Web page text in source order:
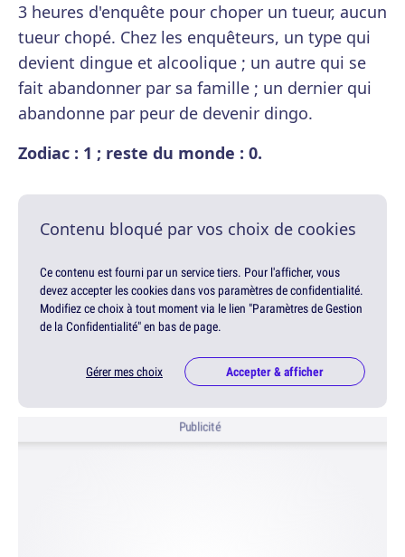
3 heures d'enquête pour choper un tueur, aucun
tueur chopé. Chez les enquêteurs, un type qui
devient dingue et alcoolique ; un autre qui se
fait abandonner par sa famille ; un dernier qui
abandonne par peur de devenir dingo.
Zodiac : 1 ; reste du monde : 0.
Contenu bloqué par vos choix de cookies
Ce contenu est fourni par un service tiers. Pour l'afficher, vous
devez accepter les cookies dans vos paramètres de confidentialité.
Modifiez ce choix à tout moment via le lien "Paramètres de Gestion
de la Confidentialité" en bas de page.
Gérer mes choix Accepter & afficher
Publicité